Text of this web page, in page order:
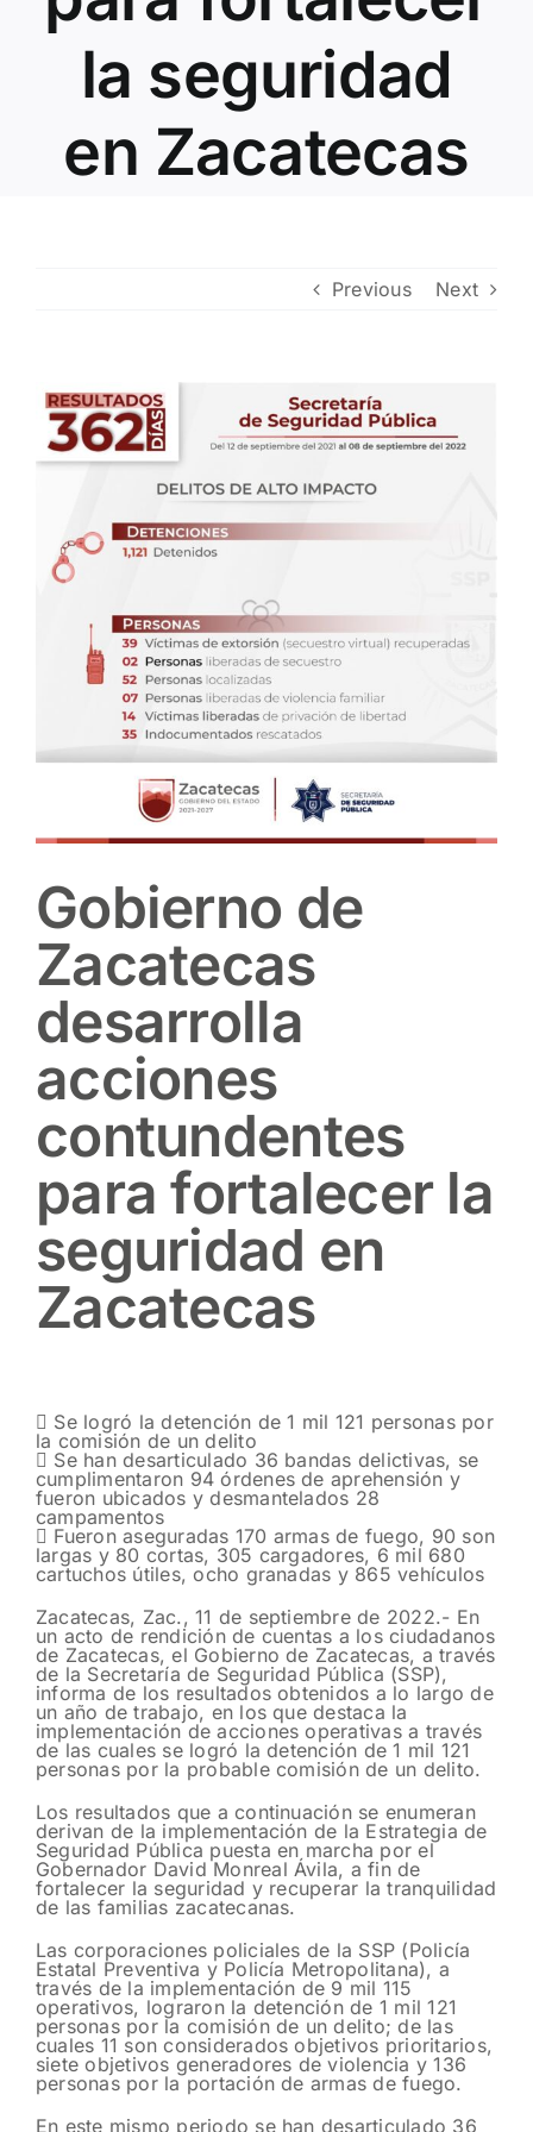
Contacto
la seguridad
en Zacatecas
Previous Next
View
Larger
Image
Gobierno de
Zacatecas
desarrolla
acciones
contundentes
para fortalecer la
seguridad en
Zacatecas
 Se logró la detención de 1 mil 121 personas por
la comisión de un delito
 Se han desarticulado 36 bandas delictivas, se
cumplimentaron 94 órdenes de aprehensión y
fueron ubicados y desmantelados 28
campamentos
 Fueron aseguradas 170 armas de fuego, 90 son
largas y 80 cortas, 305 cargadores, 6 mil 680
cartuchos útiles, ocho granadas y 865 vehículos
Zacatecas, Zac., 11 de septiembre de 2022.- En
un acto de rendición de cuentas a los ciudadanos
de Zacatecas, el Gobierno de Zacatecas, a través
de la Secretaría de Seguridad Pública (SSP),
informa de los resultados obtenidos a lo largo de
un año de trabajo, en los que destaca la
implementación de acciones operativas a través
de las cuales se logró la detención de 1 mil 121
personas por la probable comisión de un delito.
Los resultados que a continuación se enumeran
derivan de la implementación de la Estrategia de
Seguridad Pública puesta en marcha por el
Gobernador David Monreal Ávila, a fin de
fortalecer la seguridad y recuperar la tranquilidad
de las familias zacatecanas.
Las corporaciones policiales de la SSP (Policía
Estatal Preventiva y Policía Metropolitana), a
través de la implementación de 9 mil 115
operativos, lograron la detención de 1 mil 121
personas por la comisión de un delito; de las
cuales 11 son considerados objetivos prioritarios,
siete objetivos generadores de violencia y 136
personas por la portación de armas de fuego.
En este mismo periodo se han desarticulado 36